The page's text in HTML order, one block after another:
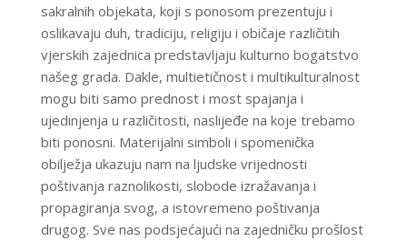
sakralnih objekata, koji s ponosom prezentuju i
oslikavaju duh, tradiciju, religiju i običaje različitih
vjerskih zajednica predstavljaju kulturno bogatstvo
našeg grada. Dakle, multietičnost i multikulturalnost
mogu biti samo prednost i most spajanja i
ujedinjenja u različitosti, naslijeđe na koje trebamo
biti ponosni. Materijalni simboli i spomenička
obilježja ukazuju nam na ljudske vrijednosti
poštivanja raznolikosti, slobode izražavanja i
propagiranja svog, a istovremeno poštivanja
drugog. Sve nas podsjećajući na zajedničku prošlost